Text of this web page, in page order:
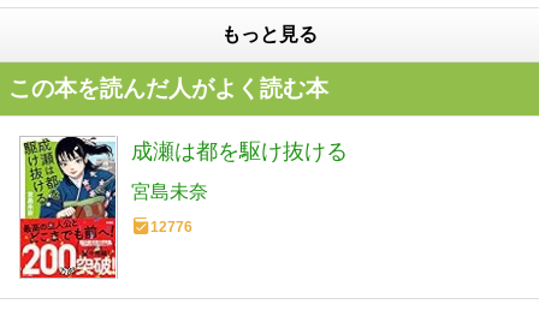
もっと見る
この本を読んだ人がよく読む本
成瀬は都を駆け抜ける
宮島未奈
12776